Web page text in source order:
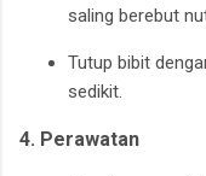
saling berebut
Tutup bibit
sedikit.
4. Perawatan